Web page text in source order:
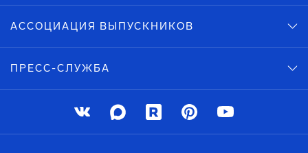
АССОЦИАЦИЯ ВЫПУСКНИКОВ
ПРЕСС-СЛУЖБА